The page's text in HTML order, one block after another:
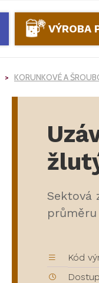
VÝROBA
KORUNKOVÉ A
Sektová
Kód